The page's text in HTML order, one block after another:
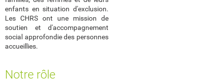
enfants en situation d'exclusion.
Les CHRS ont une mission de
soutien et d'accompagnement
social approfondie des personnes
accueillies.
Notre rôle